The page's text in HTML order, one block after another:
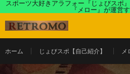
スポーツ大好きアラフォー『じょびスポ
『メロー』が運営
ホーム じょびスポ【自己紹介】 メ